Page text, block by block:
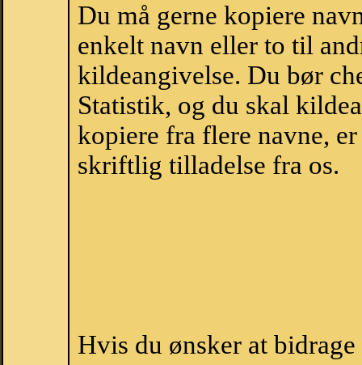
Du må gerne kopiere
enkelt navn eller to til
kildeangivelse. Du bør
Statistik, og du skal
kopiere fra flere navne,
skriftlig tilladelse fra os.
Hvis du ønsker at